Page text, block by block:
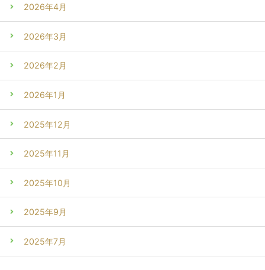
2026年4月
2026年3月
2026年2月
2026年1月
2025年12月
2025年11月
2025年10月
2025年9月
2025年7月